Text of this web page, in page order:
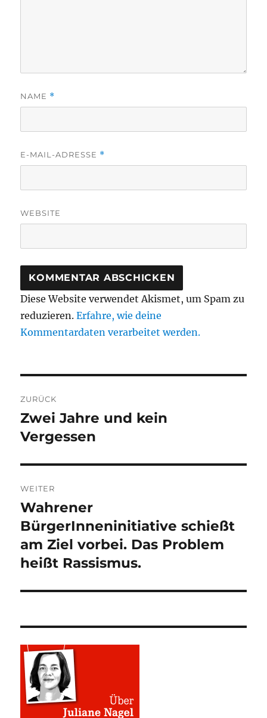
NAME *
E-MAIL-ADRESSE *
WEBSITE
Diese Website verwendet Akismet, um Spam zu
reduzieren.Erfahre, wie deine
Kommentardaten verarbeitet werden.
ZURÜCK
Vorheriger
Beitrag:
Zwei Jahre und kein
Vergessen
WEITER
Nächster
Beitrag:
Wahrener
BürgerInneninitiative schießt
am Ziel vorbei. Das Problem
heißt Rassismus.